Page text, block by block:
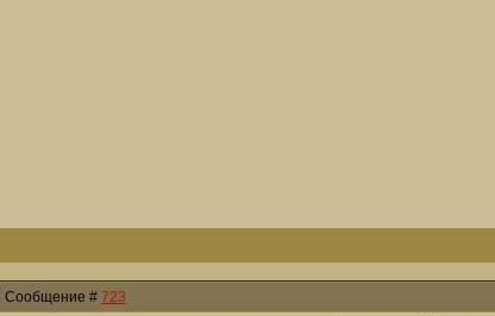
Сообщение # 723